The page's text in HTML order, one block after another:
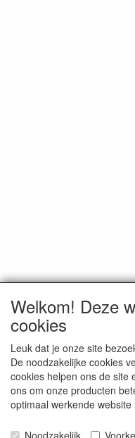
Welkom! Deze
cookies
Leuk dat je onze site
De noodzakelijke cookies
cookies helpen ons de site
ons om onze producten
optimaal werkende
Noodzakelijk